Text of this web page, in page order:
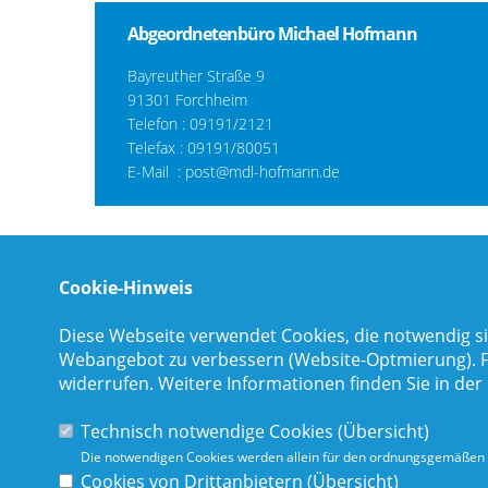
Abgeordnetenbüro Michael Hofmann
Bayreuther Straße 9
91301 Forchheim
Telefon : 09191/2121
Telefax : 09191/80051
E-Mail : post@mdl-hofmann.de
Cookie-Hinweis
Diese Webseite verwendet Cookies, die
Webangebot zu verbessern (Website-
widerrufen. Weitere Informationen finden Sie in der
Technisch notwendige Cookies (Übersicht)
Die notwendigen Cookies werden allein für den
Cookies von Drittanbietern (Übersicht)